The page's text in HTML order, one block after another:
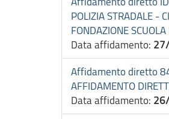
POLIZIA STRADALE -
FONDAZIONE
Data affidamento:
Affidamento diretto 84/
AFFIDAMENTO
Data affidamento: